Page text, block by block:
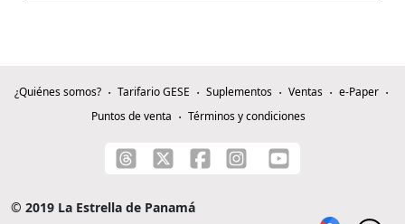
¿Quiénes somos? Tarifario GESE Suplementos Ventas
e-Paper
Puntos de venta
Términos y condiciones
© 2019 La Estrella de Panamá